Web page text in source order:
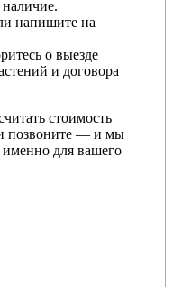
напишите на
о выезде
и договора
стоимость
позвоните — и мы
для вашего